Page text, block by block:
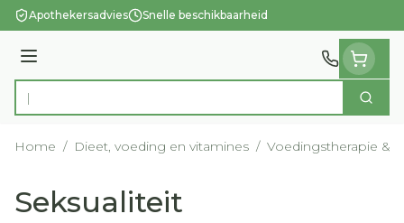
Ga naar de inhoud
Apothekersadvies Snelle beschikbaarheid
Menu
Product, merk, categorie... Zoek
Home / Dieet, voeding en vitamines / Voedingstherapie &
Seksualiteit